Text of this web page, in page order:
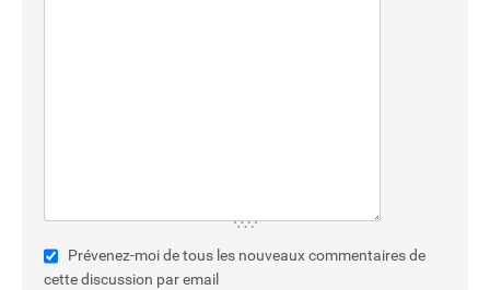
Prévenez-moi de tous les nouveaux commentaires de
cette discussion par email